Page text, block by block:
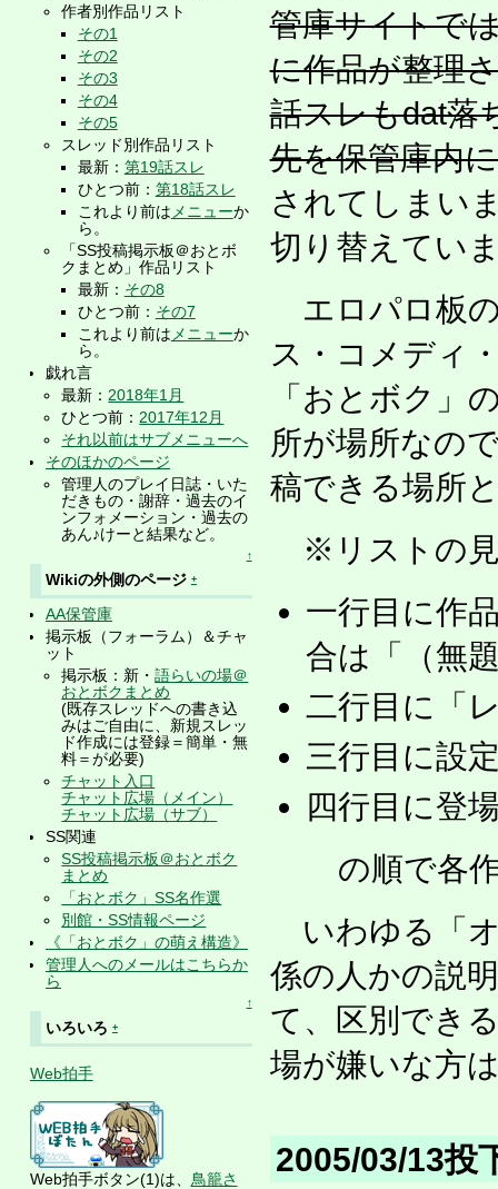
作者別作品リスト
その1
その2
その3
その4
その5
スレッド別作品リスト
最新： 第19話スレ
ひとつ前： 第18話スレ
これより前は メニューか
ら。
「SS投稿掲示板＠おとボ
クまとめ」作品リスト
最新： その8
ひとつ前： その7
これより前は メニューか
ら。
戯れ言
最新： 2018年1月
ひとつ前： 2017年12月
それ以前はサブメニューへ
そのほかのページ
管理人のプレイ日誌・いた
だきもの・謝辞・過去のイ
ンフォメーション・過去の
あん♪けーと結果など。
↑
Wikiの外側のページ +
AA保管庫
掲示板（フォーラム）＆チャ
ット
掲示板：新・語らいの場＠
おとボクまとめ
(既存スレッドへの書き込
みはご自由に、新規スレッ
ド作成には登録＝簡単・無
料＝が必要)
チャット入口
チャット広場（メイン）
チャット広場（サブ）
SS関連
SS投稿掲示板＠おとボク
まとめ
「おとボク」SS名作選
別館・SS情報ページ
《「おとボク」の萌え構造》
管理人へのメールはこちらか
ら
↑
いろいろ +
Web拍手
Web拍手ボタン(1)は、 鳥籠さ
管庫サイトで
に作品が整理
話スレもdat落
先を保管庫内
されてしまい
切り替えてい
エロパロ板
ス・コメディ
「おとボク」
所が場所なの
稿できる場所
※リストの
一行目に作
合は「（無
二行目に「
三行目に設
四行目に登
の順で各
いわゆる「
係の人かの説
て、区別でき
場が嫌いな方
2005/03/13投